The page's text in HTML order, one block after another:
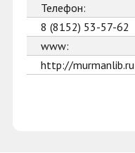
Телефон:
8 (8152) 53-57-62
www:
http://murmanlib.ru